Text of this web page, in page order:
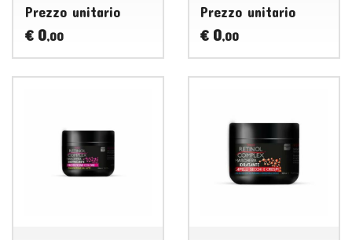
Prezzo unitario
€ 0,00
Prezzo unitario
€ 0,00